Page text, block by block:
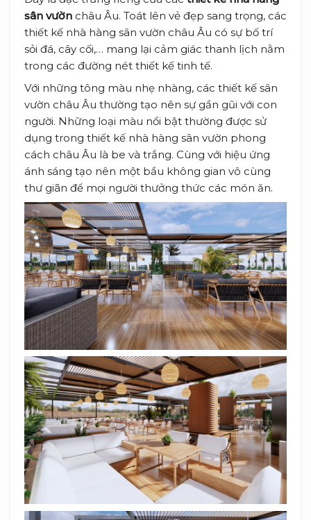
sân vườn châu Âu. Toát lên vẻ đẹp sang trọng, các
thiết kế nhà hàng sân vườn châu Âu có sự bố trí
sỏi đá, cây cối,… mang lại cảm giác thanh lịch nằm
trong các đường nét thiết kế tinh tế.
Với những tông màu nhẹ nhàng, các thiết kế sân
vườn châu Âu thường tạo nên sự gần gũi với con
người. Những loại màu nổi bật thường được sử
dụng trong thiết kế nhà hàng sân vườn phong
cách châu Âu là be và trắng. Cùng với hiệu ứng
ánh sáng tạo nên một bầu không gian vô cùng
thư giãn để mọi người thưởng thức các món ăn.